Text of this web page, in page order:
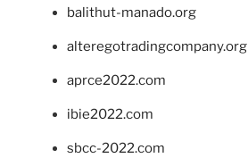
balithut-manado.org
alteregotradingcompany.org
aprce2022.com
ibie2022.com
sbcc-2022.com